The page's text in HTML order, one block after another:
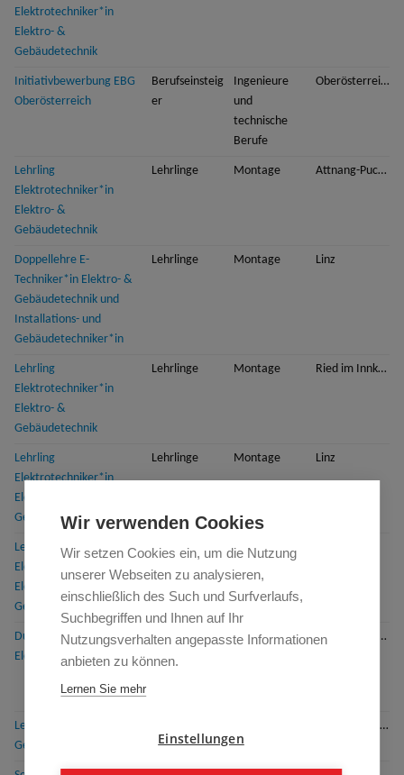
Wir verwenden Cookies
Wir setzen Cookies ein, um die Nutzung
unserer Webseiten zu analysieren,
einschließlich des Such und Surfverlaufs,
Suchbegriffen und Ihnen auf Ihr
Nutzungsverhalten angepasste Informationen
anbieten zu können.
Lernen Sie mehr
Einstellungen
Elektrotechniker*in
Elektro- &
Gebäudetechnik
Initiativbewerbung EBG
Oberösterreich
Berufseinsteig
er
Ingenieure
und
technische
Berufe
Oberösterreich
Lehrling
Elektrotechniker*in
Elektro- &
Gebäudetechnik
Lehrlinge Montage Attnang-Puchheim
Doppellehre E-
Techniker*in Elektro- &
Gebäudetechnik und
Installations- und
Gebäudetechniker*in
Lehrlinge Montage Linz
Lehrling
Elektrotechniker*in
Elektro- &
Gebäudetechnik
Lehrlinge Montage Ried im Innkreis
Lehrling
Elektrotechniker*in
Elektro- &
Gebäudetechnik
Lehrlinge Montage Linz
Lehrling
Elektrotechniker*in
Elektro- &
Gebäudetechnik
Lehrlinge Montage
Duale Akademie:
Elektrotechniker*in
Auszubildende
Ingenieure
Attnang-Puchheim
Lehrling Installations- und
Gebäudetechniker*in
Kirchdorf an der Krems